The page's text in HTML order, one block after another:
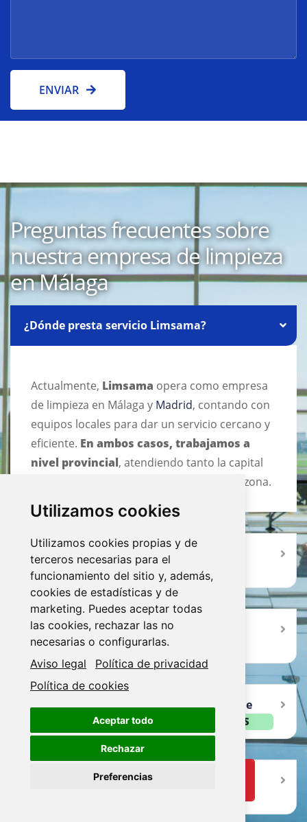
Utilizamos cookies
Utilizamos cookies propias y de
terceros necesarias para el
funcionamiento del sitio y, además,
cookies de estadísticas y de
marketing. Puedes aceptar todas
las cookies, rechazar las no
necesarias o configurarlas.
Aviso legal
Política de privacidad
Política de cookies
Aceptar todo
Rechazar
Preferencias
ENVIAR
Preguntas frecuentes sobre
nuestra empresa de limpieza
en Málaga
¿Dónde presta servicio Limsama?
Actualmente, Limsama opera como empresa
de limpieza en Málaga y Madrid, contando con
equipos locales para dar un servicio cercano y
eficiente. En ambos casos, trabajamos a
nivel provincial, atendiendo tanto la capital
como las principales localidades de cada zona.
¿Cómo se calcula el presupuesto de
limpieza para un negocio en Málaga?
¿Qué tipos de mantenimiento integral
realizamos en la provincia?
¿Qué disponibilidad tienen los equipos de
Limsama en Málaga?
¿Cuál es la mejor forma de solicitar
SÓLO PRESUPUESTOS
TRABAJA CON NOSOTROS